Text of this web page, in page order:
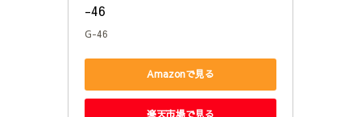
-46
G-46
Amazonで見る
楽天市場で見る